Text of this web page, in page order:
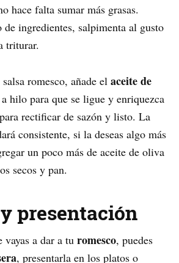
hace falta sumar más grasas.
ingredientes, salpimenta al gusto
triturar.
romesco, añade el aceite de
a hilo para que se ligue y enriquezca
rectificar de sazón y listo. La
consistente, si la deseas algo más
un poco más de aceite de oliva
secos y pan.
presentación
vayas a dar a tu romesco, puedes
, presentarla en los platos o